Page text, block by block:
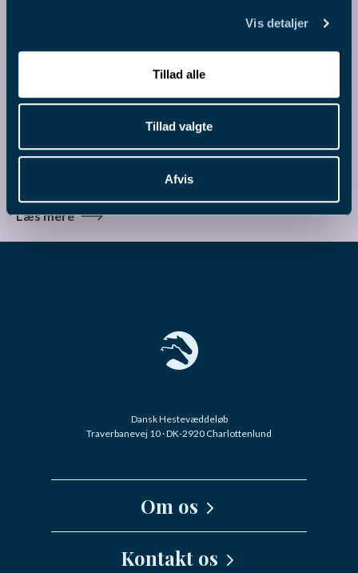
Vis detaljer
Tillad alle
Tillad valgte
Afvis
Pointberegning til Dansk Trav
Nedtællingen er for alvor i gang til Dansk Trav Derby, for nu
er først skridt taget for 77 hestes vedkommende, når de
skal forsøge at få en startplads i kampen om travets blå
Læs mere
Dansk Hestevæddeløb
Traverbanevej 10 · DK-2920 Charlottenlund
Om os
Kontakt os